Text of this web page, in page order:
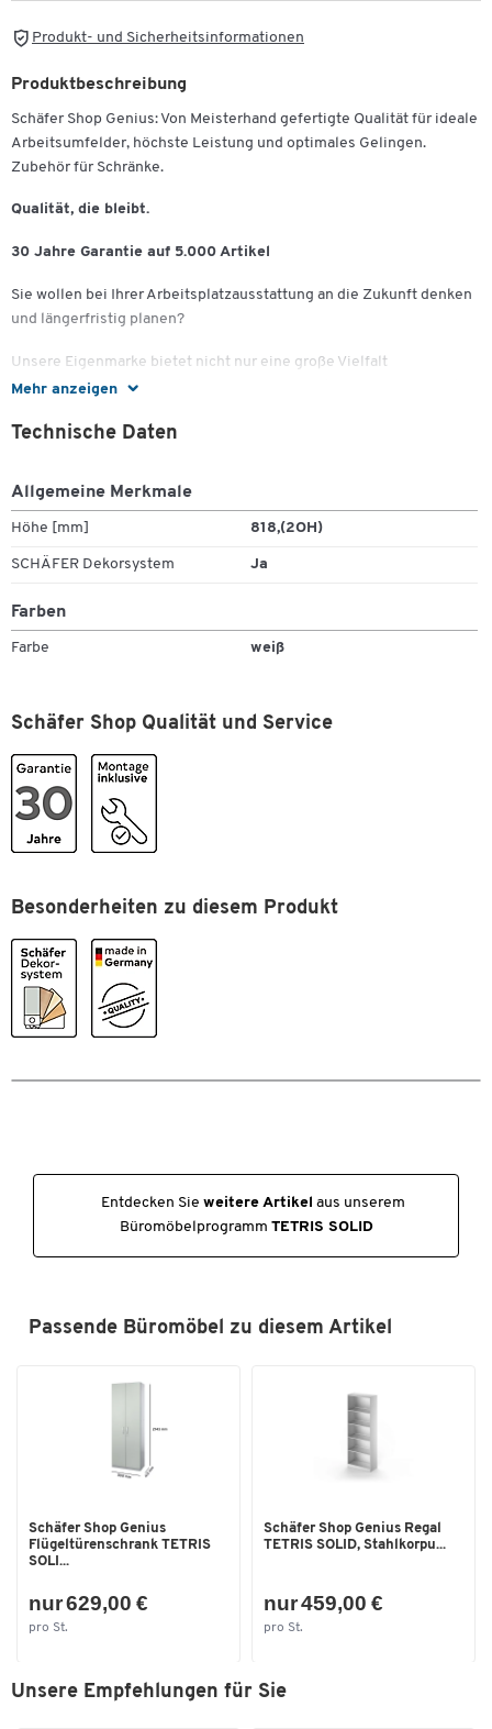
Produkt- und Sicherheitsinformationen
Mehr anzeigen
Produktbeschreibung
Schäfer Shop Genius: Von Meisterhand gefertigte Qualität für ideale
Arbeitsumfelder, höchste Leistung und optimales Gelingen.
Zubehör für Schränke.
Qualität, die bleibt.
30 Jahre Garantie auf 5.000 Artikel
Sie wollen bei Ihrer Arbeitsplatzausstattung an die Zukunft denken
und längerfristig planen?
Unsere Eigenmarke bietet nicht nur eine große Vielfalt
verschiedenster Produkte, sondern überzeugt vor allem auch mit
Deshalb erhöhen wir bei 5.000 Artikeln unsere Garantie dauerhaft
von 10 auf 30 Jahre!
Investieren Sie jetzt in Ausstattung nicht nur für heute,
Technische Daten
Allgemeine Merkmale
Höhe [mm] 818,(2OH)
SCHÄFER Dekorsystem Ja
Farben
Farbe weiß
Schäfer Shop Qualität und Service
Besonderheiten zu diesem Produkt
Entdecken Sie weitere Artikel aus unserem
Büromöbelprogramm TETRIS SOLID
Passende Büromöbel zu diesem Artikel
Schäfer Shop Genius
Flügeltürenschrank TETRIS
SOLI...
nur 629,00 €
pro St.
Schäfer Shop Genius Regal
TETRIS SOLID, Stahlkorpu...
nur 459,00 €
pro St.
Unsere Empfehlungen für Sie
Zum Zoomen doppeltippen